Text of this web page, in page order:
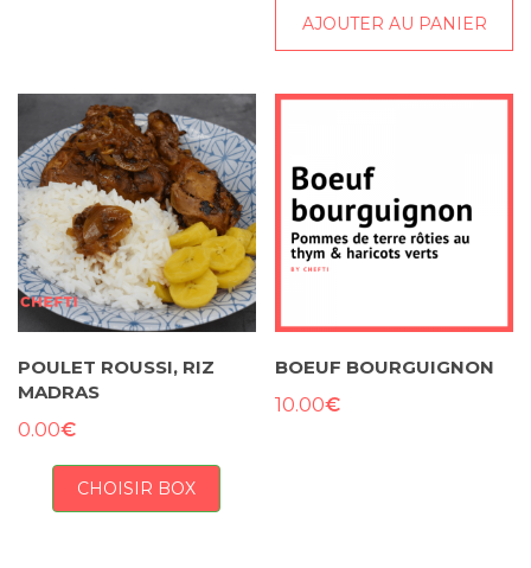
AJOUTER AU PANIER
POULET ROUSSI, RIZ
MADRAS
0.00€
CHOISIR BOX
BOEUF BOURGUIGNON
10.00€